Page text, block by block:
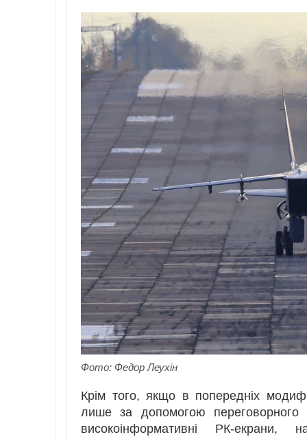
Фото: Федор Леухін
Крім того, якщо в попередніх
лише за допомогою
високоінформативні РК-екрани,